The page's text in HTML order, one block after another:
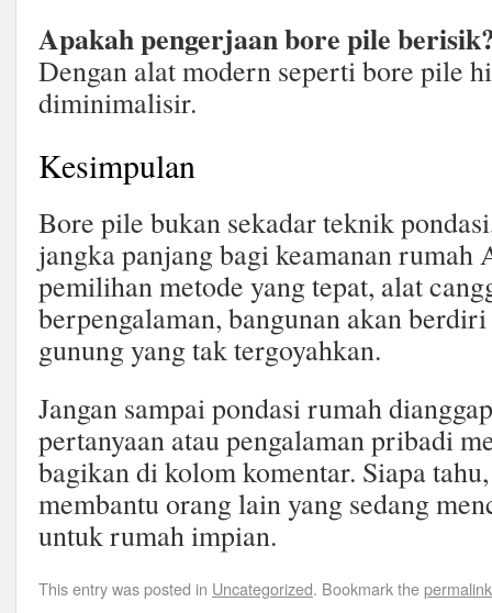
Apakah pengerjaan bore pile
Dengan alat modern seperti bore pile
diminimalisir.
Kesimpulan
Bore pile bukan sekadar teknik
jangka panjang bagi keamanan rumah
pemilihan metode yang tepat, alat
berpengalaman, bangunan akan
gunung yang tak tergoyahkan.
Jangan sampai pondasi rumah
pertanyaan atau pengalaman pribadi
bagikan di kolom komentar. Siapa
membantu orang lain yang sedang
untuk rumah impian.
This entry was posted in Uncategorized. Bookmark thepermalink